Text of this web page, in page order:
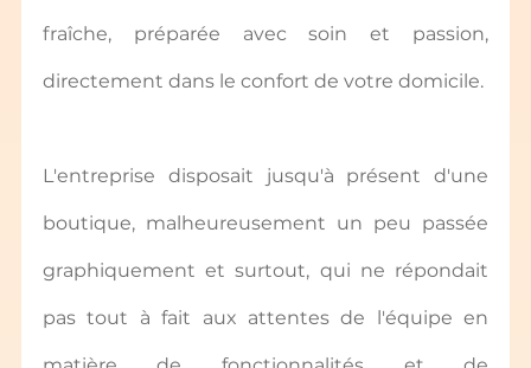
fraîche, préparée avec soin et passion,
directement dans le confort de votre domicile.
L'entreprise disposait jusqu'à présent d'une
boutique, malheureusement un peu passée
graphiquement et surtout, qui ne répondait
pas tout à fait aux attentes de l'équipe en